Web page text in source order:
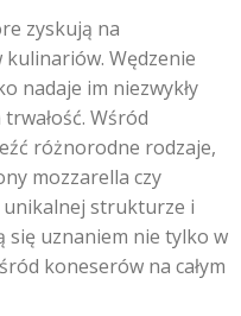
zyskują na
Wędzenie
nadaje im niezwykły
Wśród
różnorodne rodzaje,
mozzarella czy
unikalnej strukturze i
się uznaniem nie tylko w
koneserów na całym